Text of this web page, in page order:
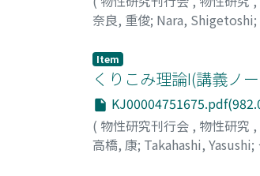
奈良, 重俊; Nara, Shigetoshi;
Item
くりこみ理論I(講義ノ
( 物性研究刊行会 , 物性研究 ,
高橋, 康; Takahashi, Yasushi;